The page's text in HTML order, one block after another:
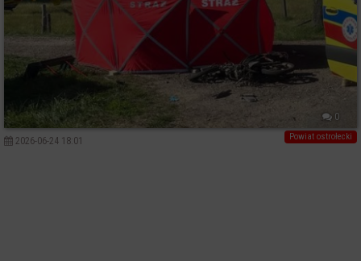
0
Powiat ostrołecki
2026-06-24 18:01